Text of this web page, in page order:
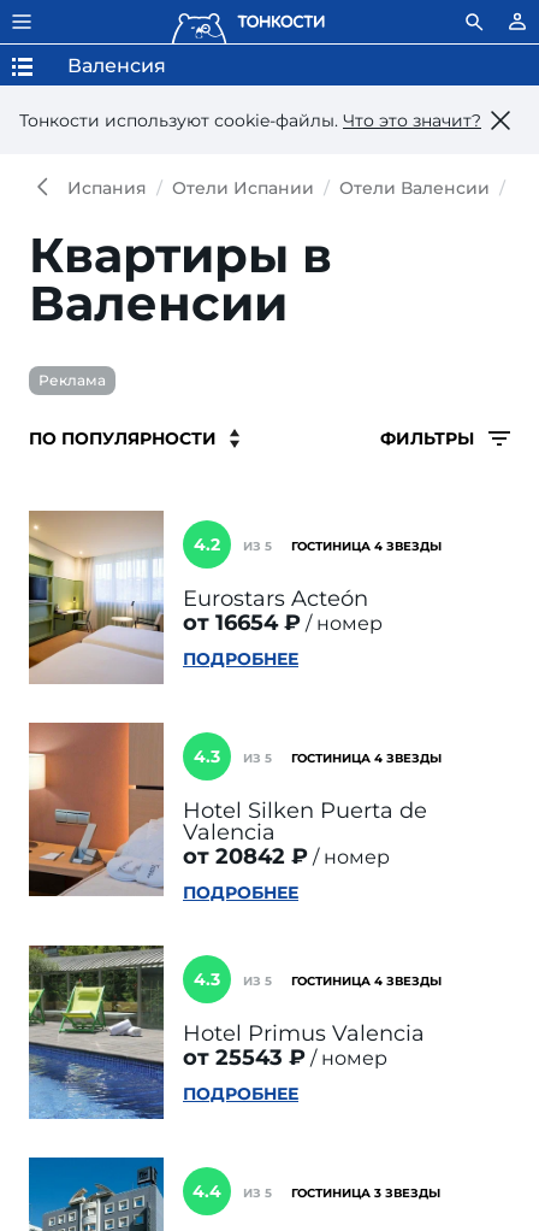
Тонкости используют сookie-файлы. Что это значит?
Валенсия
Испания Отели Испании Отели Валенсии
Квартиры в
Валенсии
Реклама
ФИЛЬТРЫ
4.2 ИЗ 5 ГОСТИНИЦА 4 ЗВЕЗДЫ
Eurostars Acteón
от 16654 ₽
номер
ПОДРОБНЕЕ
4.3 ИЗ 5 ГОСТИНИЦА 4 ЗВЕЗДЫ
Hotel Silken Puerta de
Valencia
от 20842 ₽
номер
ПОДРОБНЕЕ
4.3 ИЗ 5 ГОСТИНИЦА 4 ЗВЕЗДЫ
Hotel Primus Valencia
от 25543 ₽
номер
ПОДРОБНЕЕ
4.4 ИЗ 5 ГОСТИНИЦА 3 ЗВЕЗДЫ